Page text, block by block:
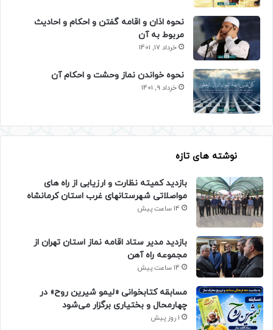
نحوه اذان و اقامه گفتن و احکام و احادیث
مربوط به آن
خرداد 17, 1401
نحوه خواندن نماز وحشت و احکام آن
خرداد 9, 1401
نوشته های تازه
بازدید کمیته نظارت و ارزیابی از راه های
مواصلاتی شهرستانهای غرب استان کرمانشاه
14 ساعت پیش
بازدید مدیر ستاد اقامه نماز استان تهران از
مجموعه راه آهن
14 ساعت پیش
مسابقه کتابخوانی «لیمو شیرین روح» در
چهارمحال و بختیاری برگزار می‌شود
1 روز پیش